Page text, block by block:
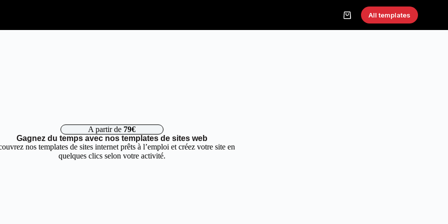
All templates
A partir de 79€
Gagnez du temps avec nos templates de sites web
nos templates de sites internet prêts à l’emploi et créez votre site en
quelques clics selon votre activité.